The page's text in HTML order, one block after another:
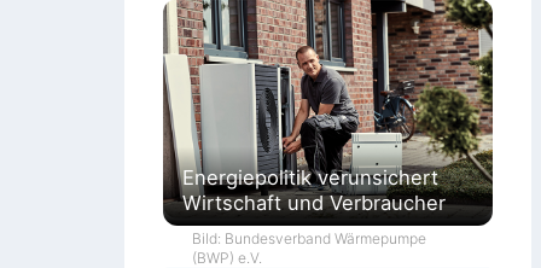
Energiepolitik verunsichert
Wirtschaft und Verbraucher
Bild: Bundesverband Wärmepumpe
(BWP) e.V.